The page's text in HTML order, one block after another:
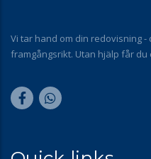
Vi tar hand om din redovisning
framgångsrikt. Utan hjälp får